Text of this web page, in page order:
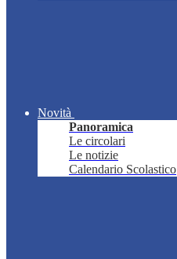
Novità
Panoramica
Le circolari
Le notizie
Calendario Scolastico